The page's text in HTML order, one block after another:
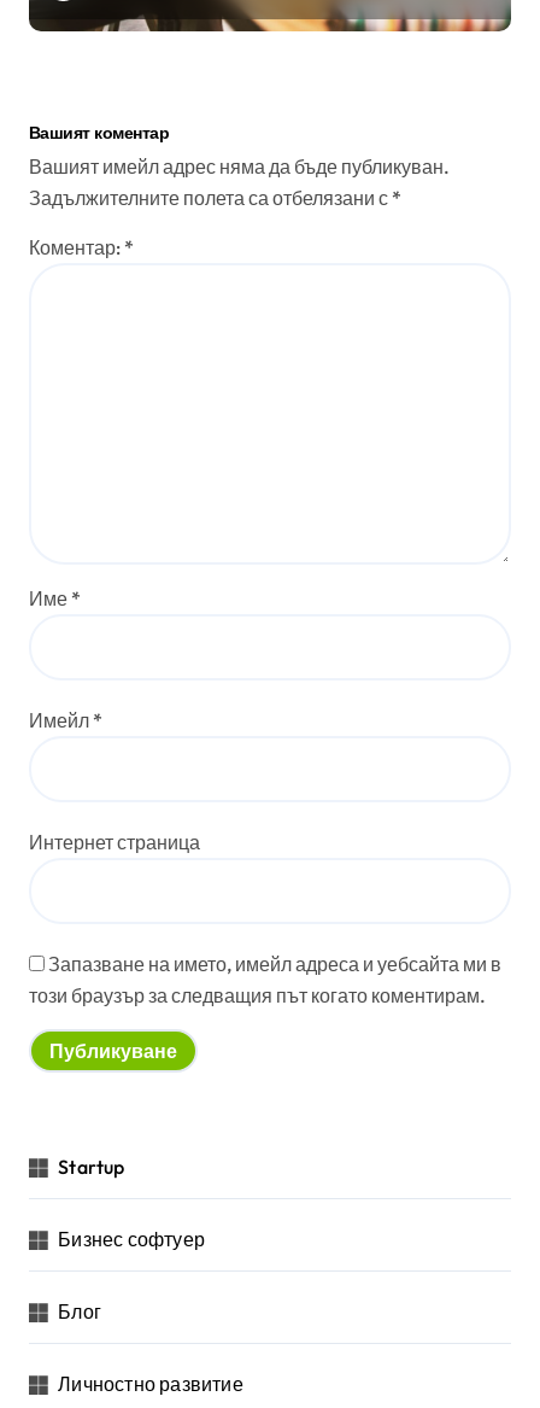
Вашият коментар
Вашият имейл адрес няма да бъде публикуван.
Задължителните полета са отбелязани с *
Коментар: *
Име *
Имейл *
Интернет страница
Запазване на името, имейл адреса и уебсайта ми в
този браузър за следващия път когато коментирам.
Startup
Бизнес софтуер
Блог
Личностно развитие